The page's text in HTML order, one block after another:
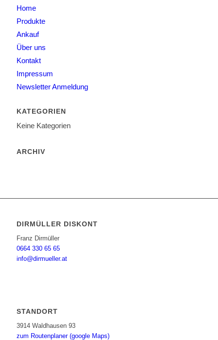
Home
Produkte
Ankauf
Über uns
Kontakt
Impressum
Newsletter Anmeldung
KATEGORIEN
Keine Kategorien
ARCHIV
DIRMÜLLER DISKONT
Franz Dirmüller
0664 330 65 65
info@dirmueller.at
STANDORT
3914 Waldhausen 93
zum Routenplaner (google Maps)